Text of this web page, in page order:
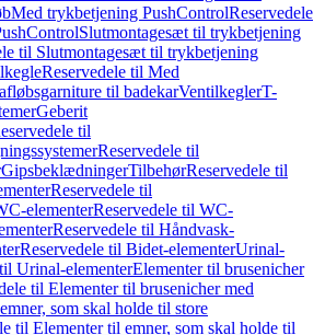
Med trykbetjening PushControlReservedele
Slutmontagesæt til trykbetjening
til Slutmontagesæt til trykbetjening
Reservedele til Med
til badekarVentilkeglerT-
Geberit
til
Reservedele til
GipsbeklædningerTilbehørReservedele til
Reservedele til
elementerReservedele til WC-
Reservedele til Håndvask-
Reservedele til Bidet-elementerUrinal-
Urinal-elementerElementer til brusenicher
til Elementer til brusenicher med
som skal holde til store
til Elementer til emner, som skal holde til